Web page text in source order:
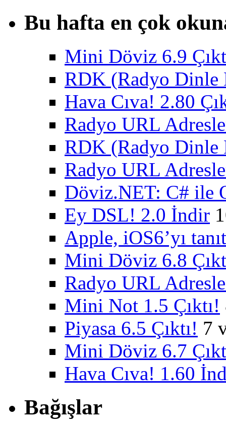
Bu hafta en çok
Mini Döviz 6.9
RDK (Radyo Dinle
Hava Cıva! 2.80
Radyo URL
RDK (Radyo Dinle
Radyo URL
Döviz.NET: C# ile
Ey DSL! 2.0 İndir
Apple, iOS6’yı
Mini Döviz 6.8
Radyo URL
Mini Not 1.5 Çıktı!
Piyasa 6.5 Çıktı! 7
Mini Döviz 6.7
Hava Cıva! 1.60
Bağışlar